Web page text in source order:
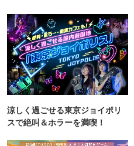
涼しく過ごせる東京ジョイポリ
スで絶叫＆ホラーを満喫！